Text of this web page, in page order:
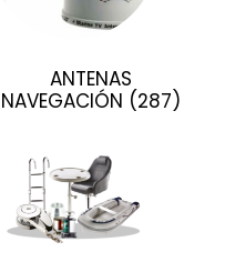
ANTENAS
NAVEGACIÓN (287)